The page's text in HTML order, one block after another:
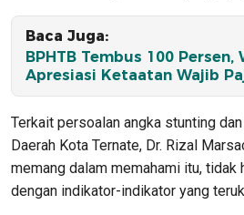
Baca Juga:
BPHTB Tembus 100
Apresiasi Ketaatan Wajib
Terkait persoalan angka stunting
Daerah Kota Ternate, Dr. Rizal
memang dalam memahami itu, tidak
dengan indikator-indikator yang